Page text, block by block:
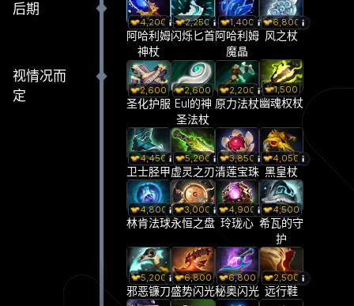
后期
4,200
阿哈利姆
神杖
2,250
闪烁匕首
1,400
阿哈利姆
魔晶
6,800
风之杖
视情况而
定
2,600
圣化护服
2,600
Eul的神
圣法杖
2,200
原力法杖
1,500
幽魂权杖
4,450
卫士胫甲
5,200
虚灵之刃
3,850
清莲宝珠
4,050
黑皇杖
4,800
林肯法球
3,000
永恒之盘
4,900
玲珑心
4,500
希瓦的守
护
5,200
邪恶镰刀
6,800
盛势闪光
6,800
秘奥闪光
2,500
远行鞋